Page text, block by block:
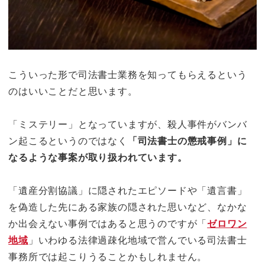
こういった形で司法書士業務を知ってもらえるという
のはいいことだと思います。
「ミステリー」となっていますが、殺人事件がバンバ
ン起こるというのではなく
「司法書士の懲戒事例」に
なるような事案が取り扱われています。
「遺産分割協議」に隠されたエピソードや「遺言書」
を偽造した先にある家族の隠された思いなど、なかな
か出会えない事例ではあると思うのですが「ゼロワン
地域 」いわゆる法律過疎化地域で営んでいる司法書士
事務所では起こりうることかもしれません。